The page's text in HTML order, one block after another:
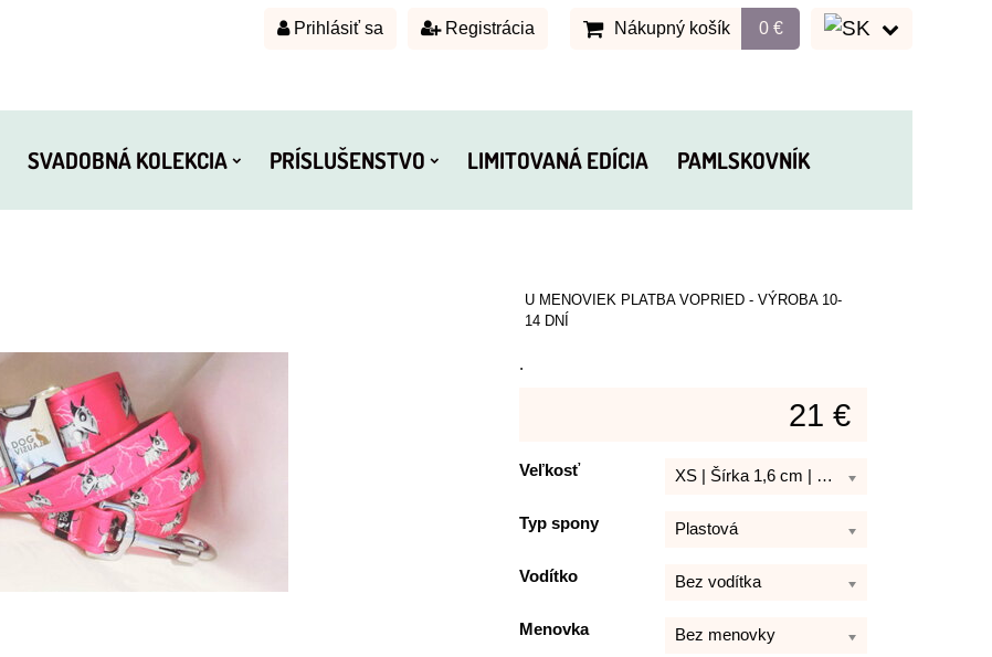
Prihlásiť sa Registrácia Nákupný košík 0 €
SVADOBNÁ KOLEKCIA PRÍSLUŠENSTVO LIMITOVANÁ EDÍCIA PAMLSKOVNÍK
U MENOVIEK PLATBA VOPRIED - VÝROBA 10-
14 DNÍ
.
21 €
Veľkosť XS | Šírka 1,6 cm | Dĺžka 21 - 30 cm
Typ spony Plastová
Vodítko Bez vodítka
Menovka Bez menovky